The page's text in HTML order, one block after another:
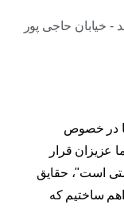
- خیابان حاجی پور
ما در خصوص
عزیزان قرار
است"، حقایق
ساختیم که